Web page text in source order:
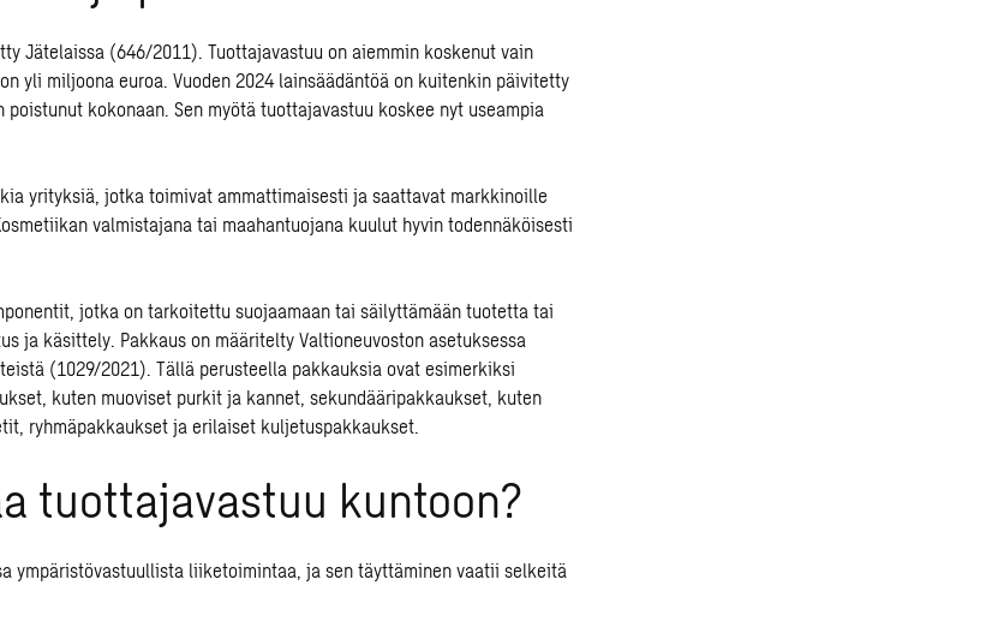
Jätelaissa (646/2011). Tuottajavastuu on aiemmin koskenut vain
yli miljoona euroa. Vuoden 2024 lainsäädäntöä on kuitenkin päivitetty
kokonaan. Sen myötä tuottajavastuu koskee nyt useampia
yrityksiä, jotka toimivat ammattimaisesti ja saattavat markkinoille
valmistajana tai maahantuojana kuulut hyvin todennäköisesti
jotka on tarkoitettu suojaamaan tai säilyttämään tuotetta tai
ja käsittely. Pakkaus on määritelty Valtioneuvoston asetuksessa
(1029/2021). Tällä perusteella pakkauksia ovat esimerkiksi
kuten muoviset purkit ja kannet, sekundääripakkaukset, kuten
ryhmäpakkaukset ja erilaiset kuljetuspakkaukset.
tuottajavastuu kuntoon?
ympäristövastuullista liiketoimintaa, ja sen täyttäminen vaatii selkeitä